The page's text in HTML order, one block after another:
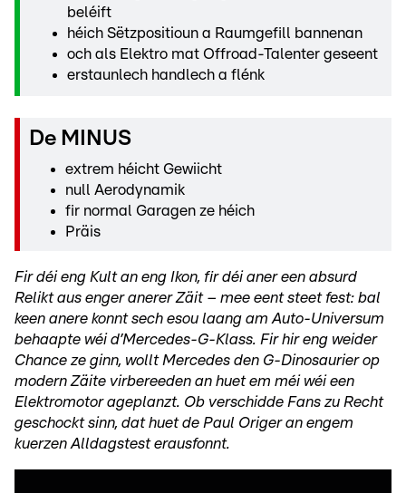
beléift
héich Sëtzpositioun a Raumgefill bannenan
och als Elektro mat Offroad-Talenter geseent
erstaunlech handlech a flénk
De MINUS
extrem héicht Gewiicht
null Aerodynamik
fir normal Garagen ze héich
Präis
Fir déi eng Kult an eng Ikon, fir déi aner een absurd
Relikt aus enger anerer Zäit – mee eent steet fest: bal
keen anere konnt sech esou laang am Auto-Universum
behaapte wéi d’Mercedes-G-Klass. Fir hir eng weider
Chance ze ginn, wollt Mercedes den G-Dinosaurier op
modern Zäite virbereeden an huet em méi wéi een
Elektromotor ageplanzt. Ob verschidde Fans zu Recht
geschockt sinn, dat huet de Paul Origer an engem
kuerzen Alldagstest erausfonnt.